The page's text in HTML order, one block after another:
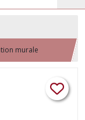
murale